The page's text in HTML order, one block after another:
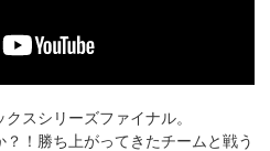
スシリーズファイナル。
！勝ち上がってきたチームと戦う